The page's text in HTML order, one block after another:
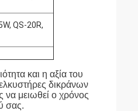
QS-20R,
και η αξία του
δικράνων
να μειωθεί ο χρόνος
σας.